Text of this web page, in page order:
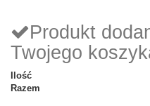
Produkt
Twojego
Ilość
Razem